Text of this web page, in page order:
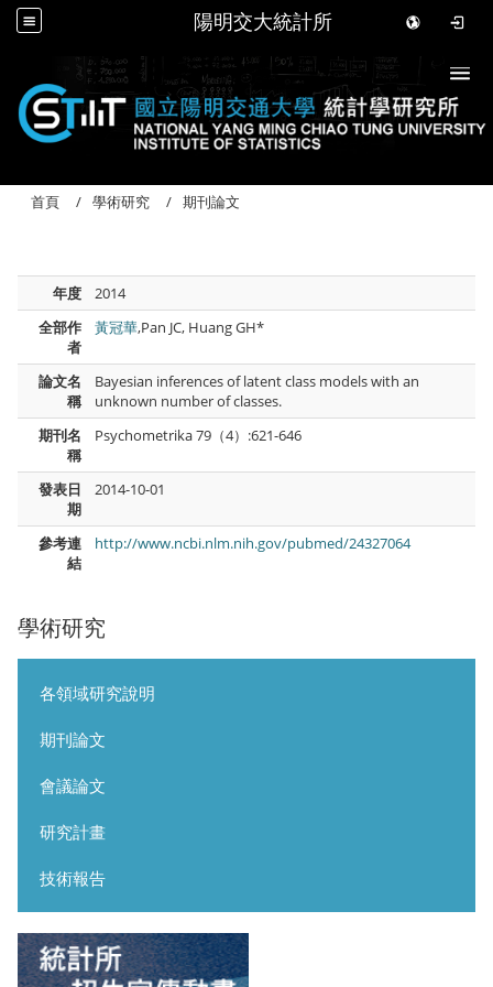
陽明交大統計所
學術研究
各領域研究說明
期刊論文
會議論文
研究計畫
技術報告
首頁 學術研究 期刊論文
年度
2014
全部作
者
黃冠華,Pan JC, Huang GH*
論文名
稱
Bayesian inferences of latent class models with an
unknown number of classes.
期刊名
稱
Psychometrika 79（4）:621-646
發表日
期
2014-10-01
參考連
結
http://www.ncbi.nlm.nih.gov/pubmed/24327064